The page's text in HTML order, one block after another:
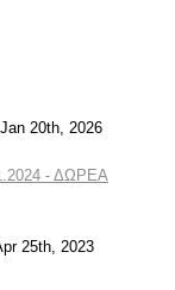
Jan 20th, 2026
- ΔΩΡΕΑ
25th, 2023